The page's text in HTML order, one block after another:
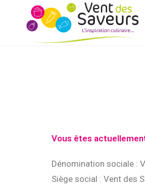
Vous êtes
Dénomination sociale :
Siège social : Vent des